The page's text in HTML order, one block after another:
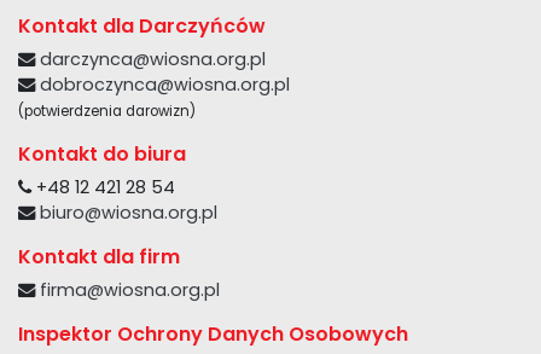
Kontakt dla Darczyńców
darczynca@wiosna.org.pl
dobroczynca@wiosna.org.pl
(potwierdzenia darowizn)
Kontakt do biura
+48 12 421 28 54
biuro@wiosna.org.pl
Kontakt dla firm
firma@wiosna.org.pl
Inspektor Ochrony Danych Osobowych